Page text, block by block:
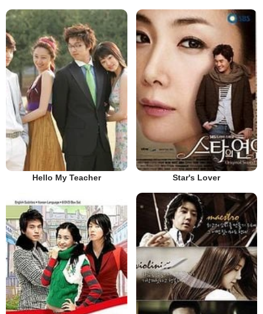
Hello My Teacher Star's Lover